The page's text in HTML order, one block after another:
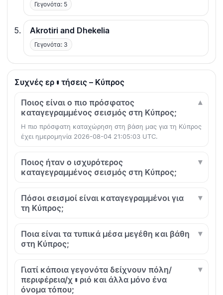
Γεγονότα: 5
Akrotiri and Dhekelia
Γεγονότα: 3
Συχνές ερωτήσεις – Κύπρος
Ποιος είναι ο πιο πρόσφατος
καταγεγραμμένος σεισμός στη Κύπρος;
Η πιο πρόσφατη καταχώρηση στη βάση μας για τη Κύπρος
έχει ημερομηνία 2026-08-04 21:05:03 UTC.
Ποιος ήταν ο ισχυρότερος
καταγεγραμμένος σεισμός στη Κύπρος;
Πόσοι σεισμοί είναι καταγεγραμμένοι για
τη Κύπρος;
Ποια είναι τα τυπικά μέσα μεγέθη και βάθη
στη Κύπρος;
Γιατί κάποια γεγονότα δείχνουν πόλη/
περιφέρεια/χωριό και άλλα μόνο ένα
όνομα τόπου;